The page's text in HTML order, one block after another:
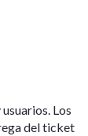
Los
del ticket